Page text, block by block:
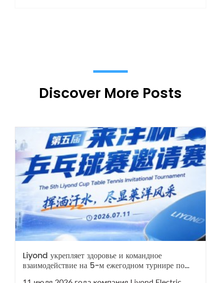
Discover More Posts
Liyond укрепляет здоровье и командное
взаимодействие на 5-м ежегодном турнире по